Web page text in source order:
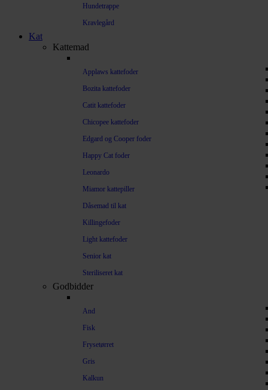
Hundetrappe
Kravlegård
Kat
Kattemad
Applaws kattefoder
Bozita kattefoder
Catit kattefoder
Chicopee kattefoder
Edgard og Cooper foder
Happy Cat foder
Leonardo
Miamor kattepiller
Dåsemad til kat
Killingefoder
Light kattefoder
Senior kat
Steriliseret kat
Godbidder
And
Fisk
Frysetørret
Gris
Kalkun